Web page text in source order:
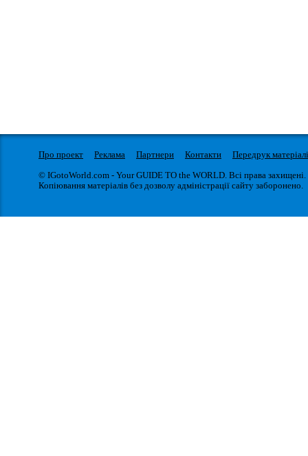
Про проект Реклама Партнери Контакти
Передрук
© IGotoWorld.com - Your GUIDE TO the WORLD. Всі права захищені.
Копіювання матеріалів без дозволу адміністрації сайту заборонено.